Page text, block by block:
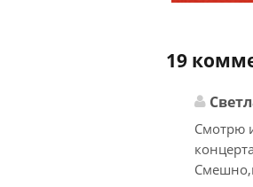
19
Смотрю